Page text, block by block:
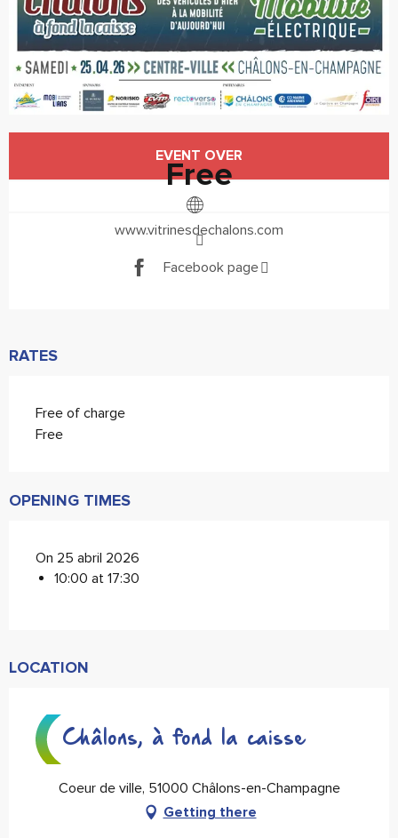
EVENT OVER
Free
www.vitrinesdechalons.com
Facebook page
RATES
Free of charge
Free
OPENING TIMES
On 25 abril 2026
10:00 at 17:30
LOCATION
Châlons, à fond la caisse
Coeur de ville, 51000 Châlons-en-Champagne
Getting there